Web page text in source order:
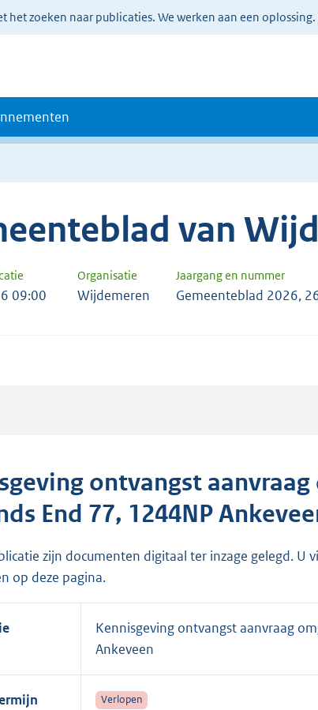
zoeken naar publicaties. We werken aan een
van
Organisatie Jaargang en nummer
09:00 Wijdemeren Gemeenteblad 2026,
ontvangst
End 77, 1244NP
zijn documenten digitaal ter inzage gelegd. U
op deze pagina.
Kennisgeving ontvangst aanvraag
Ankeveen
Verlopen